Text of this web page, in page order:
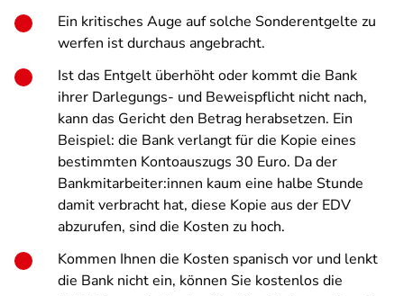
Ein kritisches Auge auf solche Sonderentgelte zu
werfen ist durchaus angebracht.
Ist das Entgelt überhöht oder kommt die Bank
ihrer Darlegungs- und Beweispflicht nicht nach,
kann das Gericht den Betrag herabsetzen. Ein
Beispiel: die Bank verlangt für die Kopie eines
bestimmten Kontoauszugs 30 Euro. Da der
Bankmitarbeiter:innen kaum eine halbe Stunde
damit verbracht hat, diese Kopie aus der EDV
abzurufen, sind die Kosten zu hoch.
Kommen Ihnen die Kosten spanisch vor und lenkt
die Bank nicht ein, können Sie kostenlos die